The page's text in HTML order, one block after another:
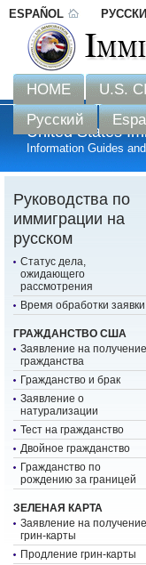
ESPAÑOL
HOME U.S.
Русский
United States
Information Guides
Руководства по
иммиграции на
русском
Статус дела,
ожидающего
рассмотрения
Время обработки заявки
ГРАЖДАНСТВО США
Заявление на получение
гражданства
Гражданство и брак
Заявление о
натурализации
Тест на гражданство
Двойное гражданство
Гражданство по
рождению за границей
ЗЕЛЕНАЯ КАРТА
Заявление на получение
грин-карты
Продление грин-карты